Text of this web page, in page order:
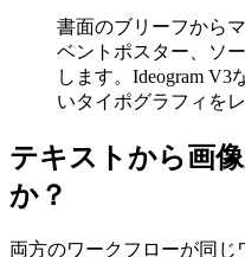
書面のブリーフから
ベントポスター、ソ
します。Ideogram
いタイポグラフィを
テキストから画
か？
両方のワークフローが同